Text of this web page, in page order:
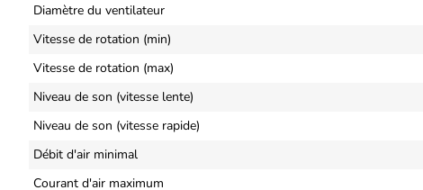
Diamètre du ventilateur
Vitesse de rotation (min)
Vitesse de rotation (max)
Niveau de son (vitesse lente)
Niveau de son (vitesse rapide)
Débit d'air minimal
Courant d'air maximum